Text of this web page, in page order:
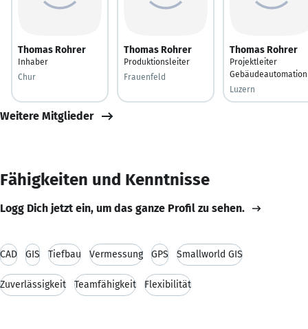
Thomas Rohrer
Inhaber
Chur
Thomas Rohrer
Produktionsleiter
Frauenfeld
Thomas Rohrer
Projektleiter
Gebäudeautomation
Luzern
Weitere Mitglieder
Fähigkeiten und Kenntnisse
Logg Dich jetzt ein, um das ganze Profil zu sehen.
CAD GIS Tiefbau Vermessung GPS Smallworld GIS
Zuverlässigkeit Teamfähigkeit Flexibilität